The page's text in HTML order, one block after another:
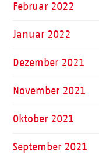
Februar 2022
Januar 2022
Dezember 2021
November 2021
Oktober 2021
September 2021